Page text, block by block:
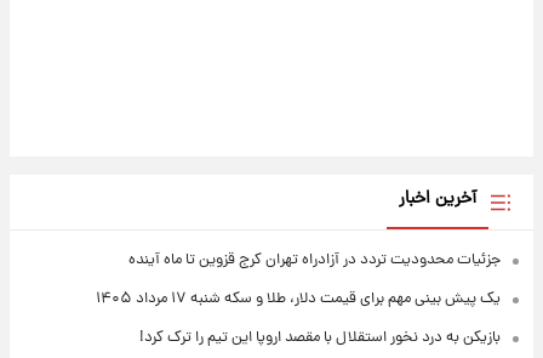
آخرین اخبار
جزئیات محدودیت تردد در آزادراه تهران کرج قزوین تا ماه آینده
یک پیش ‌بینی مهم برای قیمت دلار، طلا و سکه شنبه ۱۷ مرداد ۱۴۰۵
بازیکن به درد نخور استقلال با مقصد اروپا این تیم را ترک کرد!